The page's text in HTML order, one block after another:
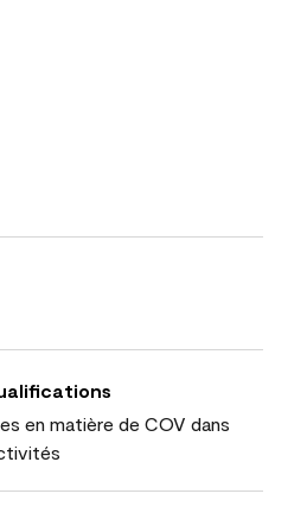
en matière de COV dans